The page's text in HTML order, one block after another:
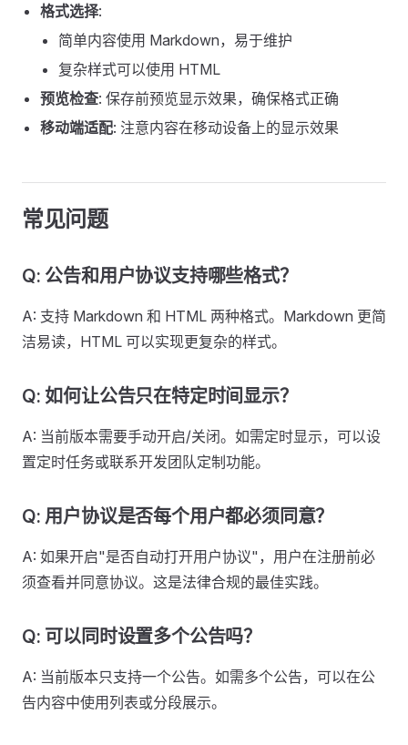
格式选择:
简单内容使用 Markdown，易于维护
复杂样式可以使用 HTML
预览检查: 保存前预览显示效果，确保格式正确
移动端适配: 注意内容在移动设备上的显示效果
常见问题
Q: 公告和用户协议支持哪些格式？
A: 支持 Markdown 和 HTML 两种格式。Markdown 更简
洁易读，HTML 可以实现更复杂的样式。
Q: 如何让公告只在特定时间显示？
A: 当前版本需要手动开启/关闭。如需定时显示，可以设
置定时任务或联系开发团队定制功能。
Q: 用户协议是否每个用户都必须同意？
A: 如果开启"是否自动打开用户协议"，用户在注册前必
须查看并同意协议。这是法律合规的最佳实践。
Q: 可以同时设置多个公告吗？
A: 当前版本只支持一个公告。如需多个公告，可以在公
告内容中使用列表或分段展示。